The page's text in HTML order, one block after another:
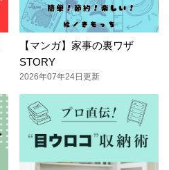
【マンガ】家事の裏ワザ
STORY
2026年07年24日更新